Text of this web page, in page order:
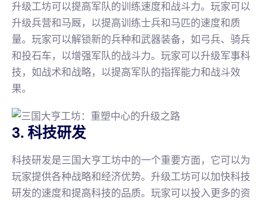
升级工坊可以提高军队的训练速度和战斗力。玩家可以
升级兵营和马厩，以提高训练士兵和马匹的速度和质
量。玩家可以解锁新的兵种和武器装备，如弓兵、骑兵
和投石车，以增强军队的战斗力。玩家可以升级军事科
技，如战术和战略，以提高军队的指挥能力和战斗效
果。
3. 科技研发
科技研发是三国大亨工坊中的一个重要方面，它可以为
玩家提供各种战略和经济优势。升级工坊可以加快科技
研发的速度和提高科技的品质。玩家可以投入更多的资